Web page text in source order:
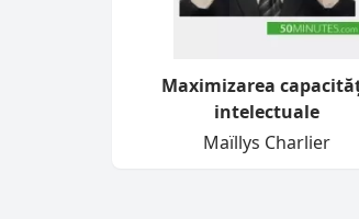
Maximizarea
intelectuale
Maïllys Charlier